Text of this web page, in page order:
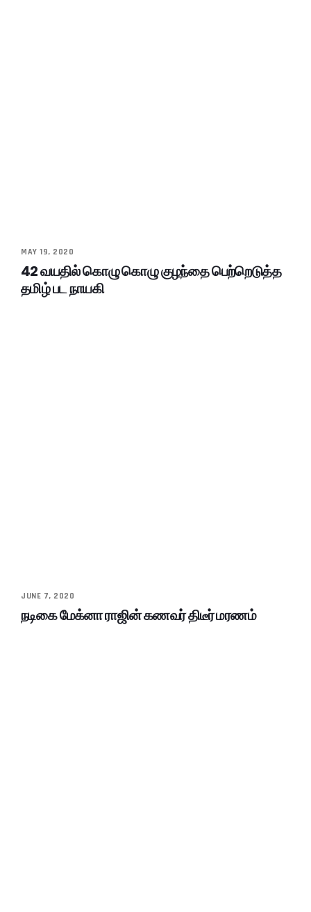
MAY 19, 2020
42 வயதில் கொழு கொழு குழந்தை பெற்றெடுத்த
தமிழ் பட நாயகி
JUNE 7, 2020
நடிகை மேக்னா ராஜின் கணவர் திடீர் மரணம்